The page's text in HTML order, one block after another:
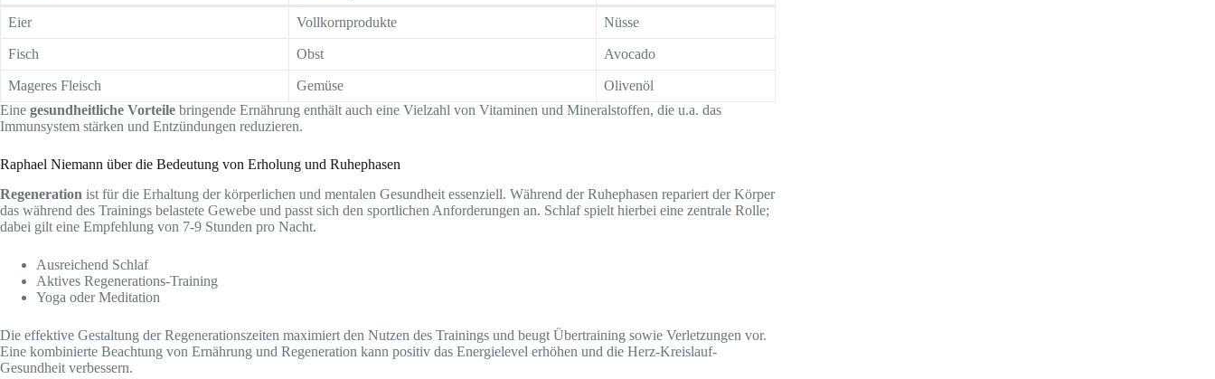
Eier Vollkornprodukte Nüsse
Fisch Obst Avocado
Mageres Fleisch Gemüse
Olivenöl
Eine gesundheitliche Vorteile bringende Ernährung enthält auch eine Vielzahl von Vitaminen und Mineralstoffen, die u.a. das
Immunsystem stärken und Entzündungen reduzieren.
Raphael Niemann über die Bedeutung von Erholung und Ruhephasen
Regeneration ist für die Erhaltung der körperlichen und mentalen Gesundheit essenziell. Während der Ruhephasen repariert der Körper
das während des Trainings belastete Gewebe und passt sich den sportlichen Anforderungen an. Schlaf spielt hierbei eine zentrale Rolle;
dabei gilt eine Empfehlung von 7-9 Stunden pro Nacht.
Ausreichend Schlaf
Aktives Regenerations-Training
Yoga oder Meditation
Die effektive Gestaltung der Regenerationszeiten maximiert den Nutzen des Trainings und beugt Übertraining sowie Verletzungen vor.
Eine kombinierte Beachtung von Ernährung und Regeneration kann positiv das Energielevel erhöhen und die Herz-Kreislauf-
Gesundheit verbessern.